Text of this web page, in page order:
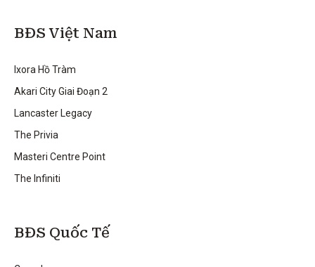
BĐS Việt Nam
Ixora Hồ Tràm
Akari City Giai Đoạn 2
Lancaster Legacy
The Privia
Masteri Centre Point
The Infiniti
BĐS Quốc Tế